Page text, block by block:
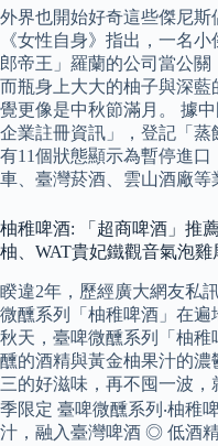
外界也開始好奇這些傑尼斯
《女性自身》指出，一名
郎帝王」羅蘭的公司當公關
而瓶身上大大的柚子與深
覺更像是中秋節滿月。 據
企業註冊資訊」，登記「
有11個狀態顯示為暫停進
車、臺灣菸酒、雲山酒廠等
柚稚啤酒: 「超商啤酒」推
柚、WAT貴妃鐵觀音氣泡
睽違2年，歷經廣大網友私
微醺系列「柚稚啤酒」在
秋天，臺啤微醺系列「柚
醺的酒精與黃金柚果汁的
三的好滋味，再不囤一波
季限定 臺啤微醺系列‧柚稚
汁，融入臺灣啤酒 ◎ 低酒